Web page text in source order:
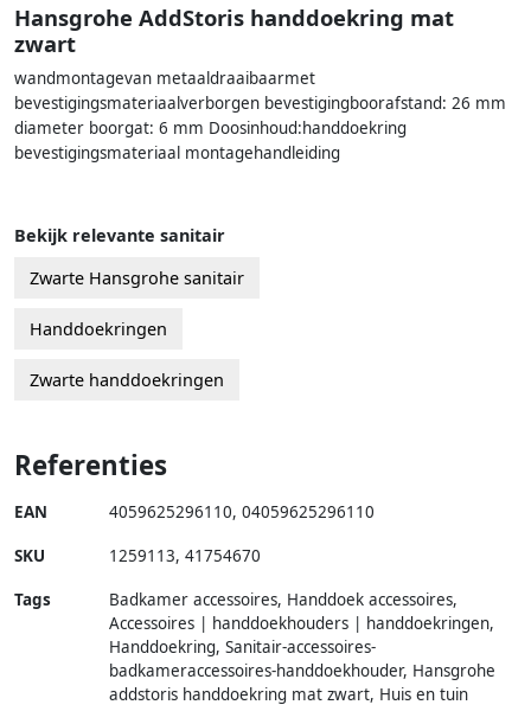
Hansgrohe AddStoris handdoekring mat
zwart
wandmontagevan metaaldraaibaarmet
bevestigingsmateriaalverborgen bevestigingboorafstand: 26 mm
diameter boorgat: 6 mm Doosinhoud:handdoekring
bevestigingsmateriaal montagehandleiding
Bekijk relevante sanitair
Zwarte Hansgrohe sanitair
Handdoekringen
Zwarte handdoekringen
Referenties
EAN 4059625296110, 04059625296110
SKU 1259113, 41754670
Tags
Badkamer accessoires, Handdoek accessoires,
Accessoires | handdoekhouders | handdoekringen,
Handdoekring, Sanitair-accessoires-
badkameraccessoires-handdoekhouder, Hansgrohe
addstoris handdoekring mat zwart, Huis en tuin